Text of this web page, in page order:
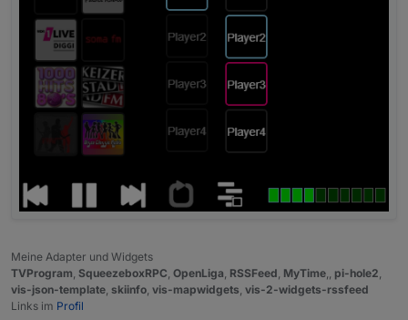
Meine Adapter und Widgets
TVProgram, SqueezeboxRPC, OpenLiga, RSSFeed, MyTime,, pi-hole2,
vis-json-template, skiinfo, vis-mapwidgets, vis-2-widgets-rssfeed
Links im Profil